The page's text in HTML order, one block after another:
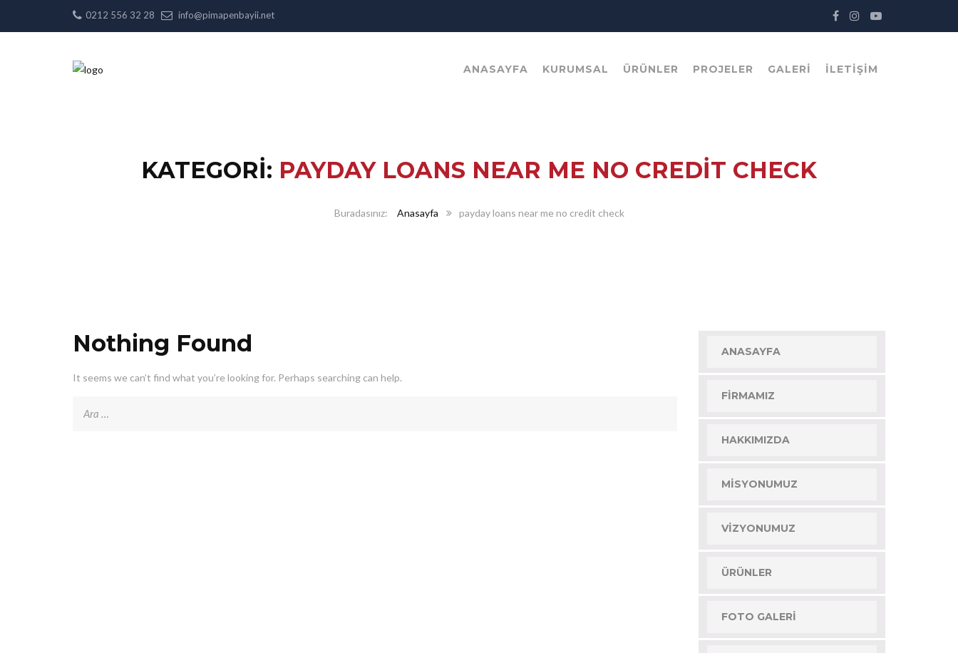
0212 556 32 28 info@pimapenbayii.net
ANASAYFA KURUMSAL ÜRÜNLER PROJELER GALERI İLETIŞIM
KATEGORI: PAYDAY LOANS NEAR ME NO CREDIT CHECK
Anasayfa payday loans near me no credit check
Nothing Found
It seems we can’t find what you’re looking for. Perhaps searching can help.
ANASAYFA
FIRMAMIZ
HAKKIMIZDA
MISYONUMUZ
VIZYONUMUZ
ÜRÜNLER
FOTO GALERI